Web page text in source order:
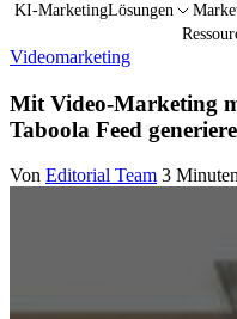
KI-MarketingLösungen
Videomarketing
Mit Video-Marketing
Taboola Feed
Von Editorial Team 3